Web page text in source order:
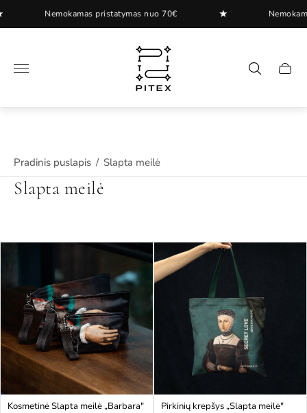
Nemokamas pristatymas nuo 70€ ★ Nemokamas
"
Pradinis puslapis / Slapta meilė
Slapta meilė
Kosmetinė Slapta meilė „Barbara"
Pirkinių krepšys „Slapta meilė"